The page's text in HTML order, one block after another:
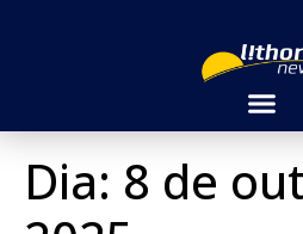
Dia: 8 de